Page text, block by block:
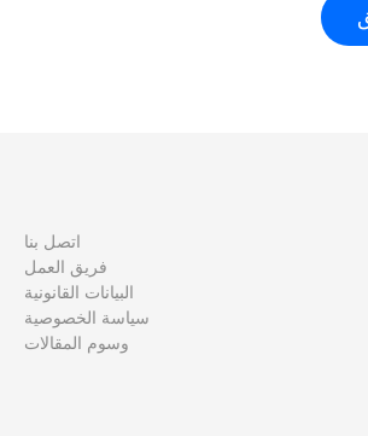
اتصل بنا
فريق العمل
البيانات القانونية
سياسة الخصوصية
وسوم المقالات